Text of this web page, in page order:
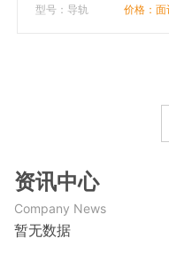
型号：导轨 价格：面
资讯中心
Company News
暂无数据